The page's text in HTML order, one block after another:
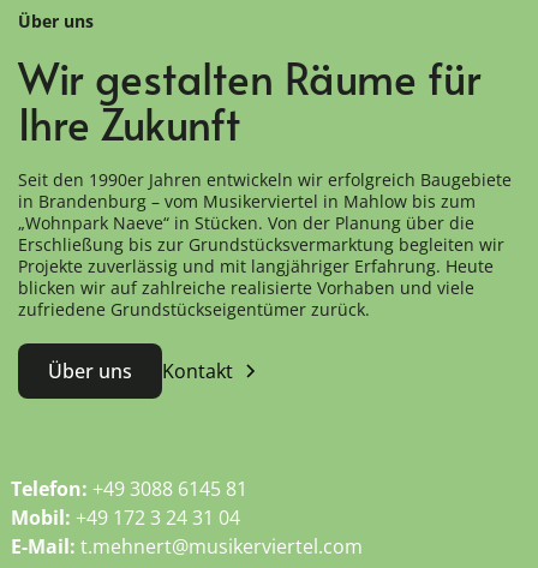
Über uns
Wir gestalten Räume für
Ihre Zukunft
Seit den 1990er Jahren entwickeln wir erfolgreich Baugebiete
in Brandenburg – vom Musikerviertel in Mahlow bis zum
„Wohnpark Naeve“ in Stücken. Von der Planung über die
Erschließung bis zur Grundstücksvermarktung begleiten wir
Projekte zuverlässig und mit langjähriger Erfahrung. Heute
blicken wir auf zahlreiche realisierte Vorhaben und viele
zufriedene Grundstückseigentümer zurück.
Über uns Kontakt
Telefon: +49 3088 6145 81
Mobil: +49 172 3 24 31 04
E-Mail: t.mehnert@musikerviertel.com